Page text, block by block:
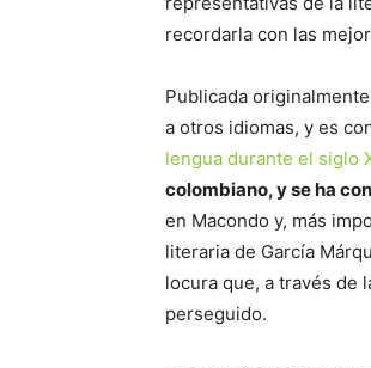
recordarla con las
Publicada
a otros idiomas, y es
lengua durante el siglo
colombiano, y se ha
en Macondo y, más
literaria de García
locura que, a través de
perseguido.